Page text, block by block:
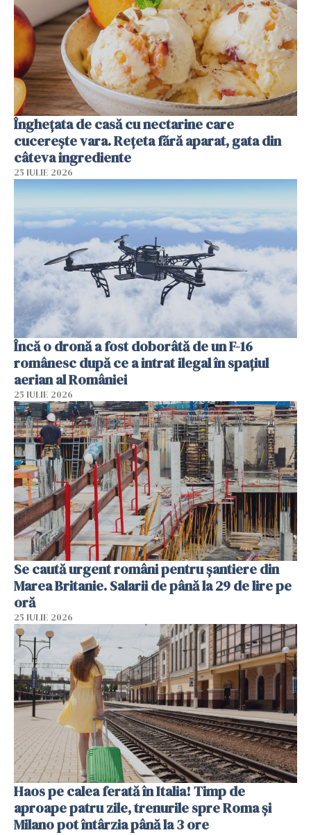
Înghețata de casă cu nectarine care
cucerește vara. Rețeta fără aparat, gata din
câteva ingrediente
25 IULIE 2026
Încă o dronă a fost doborâtă de un F-16
românesc după ce a intrat ilegal în spațiul
aerian al României
25 IULIE 2026
Se caută urgent români pentru șantiere din
Marea Britanie. Salarii de până la 29 de lire pe
oră
25 IULIE 2026
Haos pe calea ferată în Italia! Timp de
aproape patru zile, trenurile spre Roma și
Milano pot întârzia până la 3 ore